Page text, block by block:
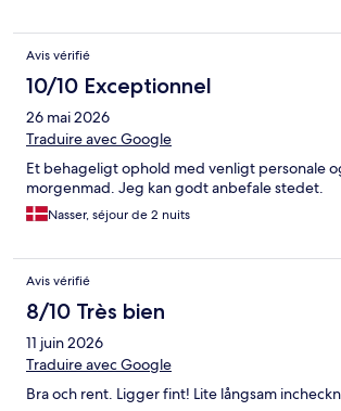
Avis vérifié
10/10 Exceptionnel
26 mai 2026
Traduire avec Google
Et behageligt ophold med venligt personale
morgenmad. Jeg kan godt anbefale stedet.
Nasser, séjour de 2 nuits
Avis vérifié
8/10 Très bien
11 juin 2026
Traduire avec Google
Bra och rent. Ligger fint! Lite långsam